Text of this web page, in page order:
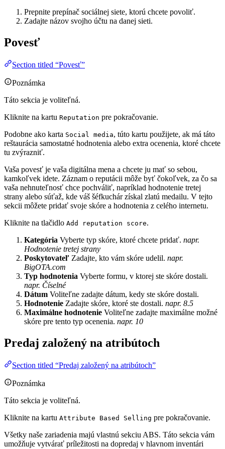
Prepnite prepínač sociálnej siete, ktorú chcete povoliť.
Zadajte názov svojho účtu na danej sieti.
Povesť
Section titled “Povesť”
Poznámka
Táto sekcia je voliteľná.
Kliknite na kartu Reputation pre pokračovanie.
Podobne ako karta Social media, túto kartu použijete, ak má táto
reštaurácia samostatné hodnotenia alebo extra ocenenia, ktoré chcete
tu zvýrazniť.
Vaša povesť je vaša digitálna mena a chcete ju mať so sebou,
kamkoľvek idete. Záznam o reputácii môže byť čokoľvek, za čo sa
vaša nehnuteľnosť chce pochváliť, napríklad hodnotenie tretej
strany alebo súťaž, kde váš šéfkuchár získal zlatú medailu. V tejto
sekcii môžete pridať svoje skóre a hodnotenia z celého internetu.
Kliknite na tlačidlo Add reputation score.
Kategória Vyberte typ skóre, ktoré chcete pridať. napr.
Hodnotenie tretej strany
Poskytovateľ Zadajte, kto vám skóre udelil. napr.
BigOTA.com
Typ hodnotenia Vyberte formu, v ktorej ste skóre dostali.
napr. Číselné
Dátum Voliteľne zadajte dátum, kedy ste skóre dostali.
Hodnotenie Zadajte skóre, ktoré ste dostali. napr. 8.5
Maximálne hodnotenie Voliteľne zadajte maximálne možné
skóre pre tento typ ocenenia. napr. 10
Predaj založený na atribútoch
Section titled “Predaj založený na atribútoch”
Poznámka
Táto sekcia je voliteľná.
Kliknite na kartu Attribute Based Selling pre pokračovanie.
Všetky naše zariadenia majú vlastnú sekciu ABS. Táto sekcia vám
umožňuje vytvárať príležitosti na dopredaj v hlavnom inventári